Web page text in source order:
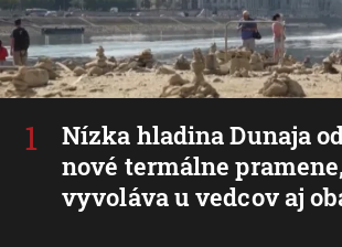
Nízka hladina Dunaja
nové termálne
vyvoláva u vedcov aj